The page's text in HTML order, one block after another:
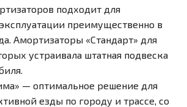
подходит для
преимущественно в
Амортизаторы «Стандарт» для
устраивала штатная подвеска
— оптимальное решение для
езды по городу и трассе, со